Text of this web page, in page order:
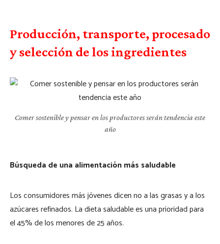
Producción, transporte, procesado
y selección de los ingredientes
Comer sostenible y pensar en los productores serán tendencia este
año
Búsqueda de una alimentación más saludable
Los consumidores más jóvenes dicen no a las grasas y a los
azúcares refinados. La dieta saludable es una prioridad para
el 45% de los menores de 25 años.